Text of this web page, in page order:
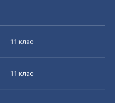
11 клас
11 клас